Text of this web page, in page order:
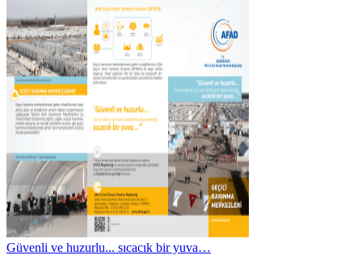
Güvenli ve huzurlu... sıcacık bir yuva…